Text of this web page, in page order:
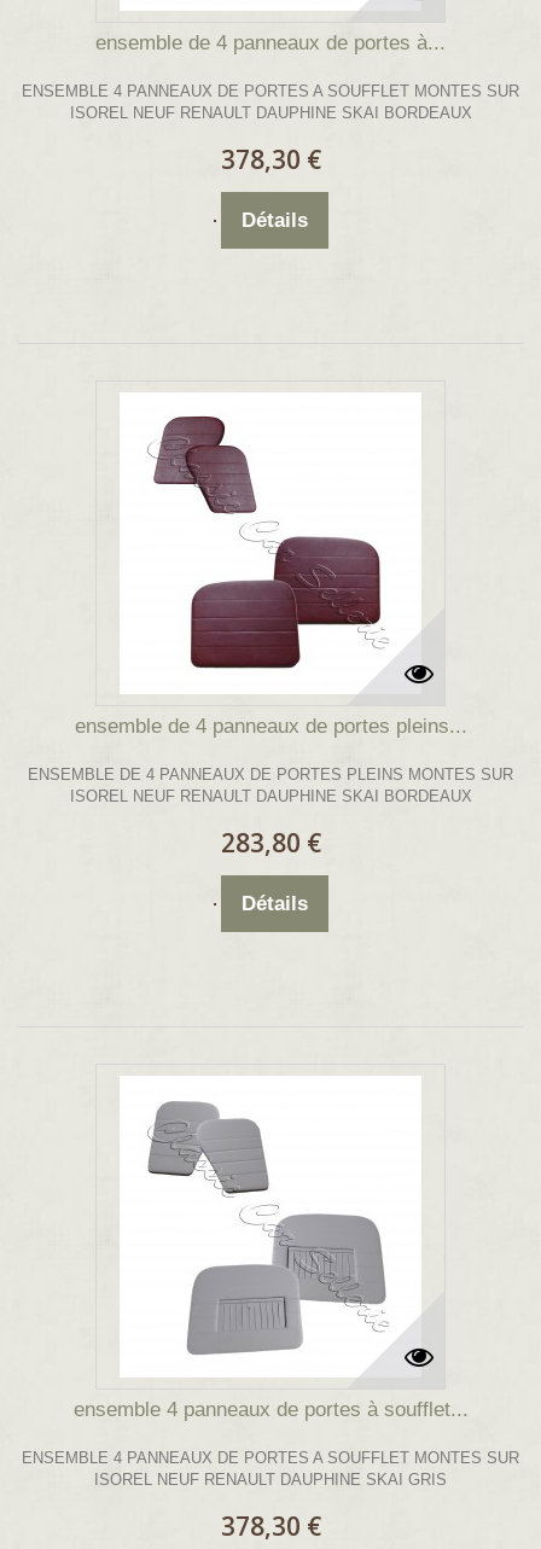
ensemble de 4 panneaux de portes à...
ENSEMBLE 4 PANNEAUX DE PORTES A SOUFFLET MONTES SUR
ISOREL NEUF RENAULT DAUPHINE SKAI BORDEAUX
378,30 €
Détails
ensemble de 4 panneaux de portes pleins...
ENSEMBLE DE 4 PANNEAUX DE PORTES PLEINS MONTES SUR
ISOREL NEUF RENAULT DAUPHINE SKAI BORDEAUX
283,80 €
Détails
ensemble 4 panneaux de portes à soufflet...
ENSEMBLE 4 PANNEAUX DE PORTES A SOUFFLET MONTES SUR
ISOREL NEUF RENAULT DAUPHINE SKAI GRIS
378,30 €